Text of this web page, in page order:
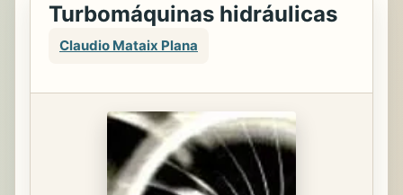
Turbomáquinas hidráulicas
Claudio Mataix Plana